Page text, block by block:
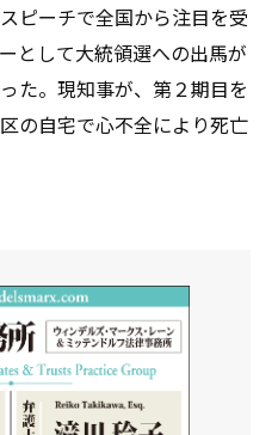
ピーチで全国から注目を受
として大統領選への出馬が
た。現知事が、第２期目を
の自宅で心不全により死亡